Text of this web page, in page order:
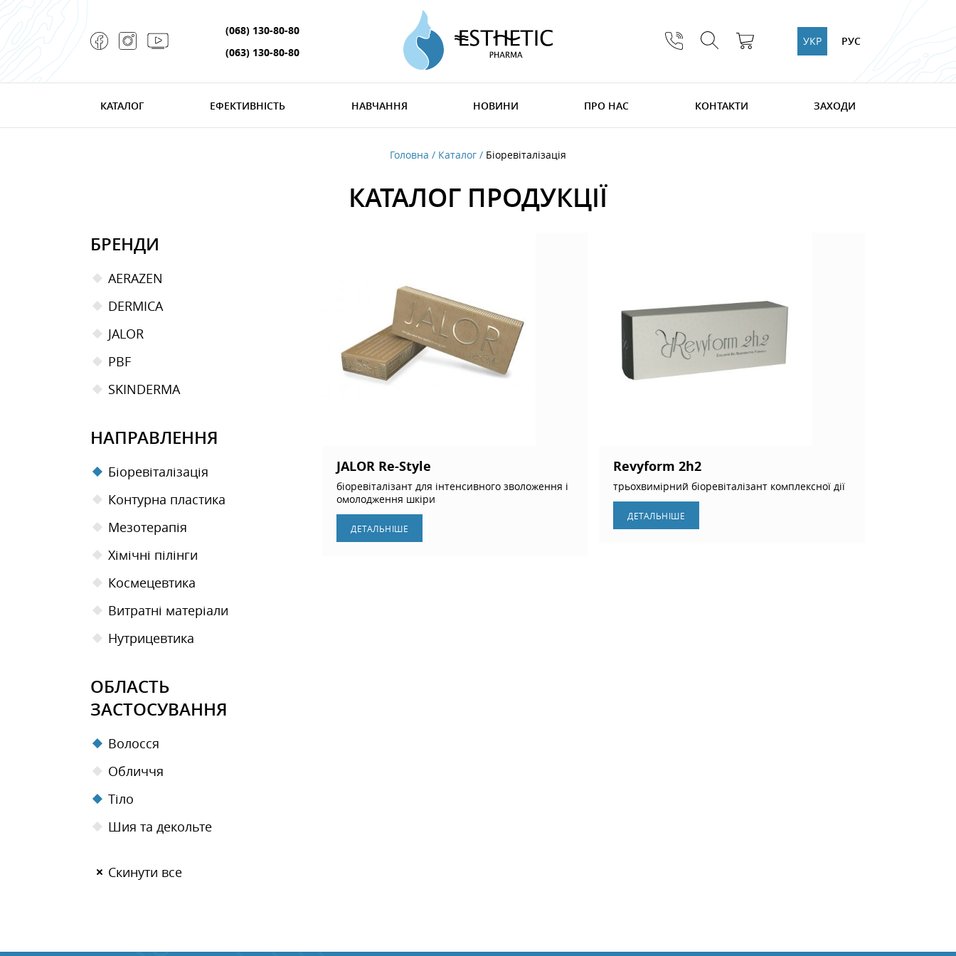
(068) 130-80-80
(063) 130-80-80
УКР РУС
КАТАЛОГ ЕФЕКТИВНІСТЬ НАВЧАННЯ НОВИНИ ПРО НАС КОНТАКТИ ЗАХОДИ
Головна Каталог Біоревіталізація
КАТАЛОГ ПРОДУКЦІЇ
БРЕНДИ
AERAZEN
DERMICA
JALOR
PBF
SKINDERMA
НАПРАВЛЕННЯ
Біоревіталізація
Контурна пластика
Мезотерапiя
Хімічні пілінги
Космецевтика
Витратні матеріали
Нутрицевтика
ОБЛАСТЬ
ЗАСТОСУВАННЯ
Волосся
Обличчя
Тіло
Шия та декольте
Скинути все
JALOR Re-Style
біоревіталізант для інтенсивного зволоження і
омолодження шкіри
ДЕТАЛЬНIШЕ
Revyform 2h2
трьохвимірний біоревіталізант комплексної дії
ДЕТАЛЬНIШЕ